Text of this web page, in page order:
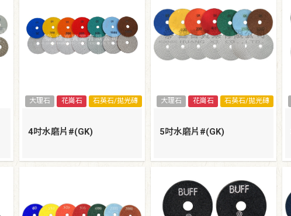
大理石 花崗石 石英石/拋光磚
4吋水磨片#(GK)
大理石 花崗石 石英石/拋光磚
5吋水磨片#(GK)